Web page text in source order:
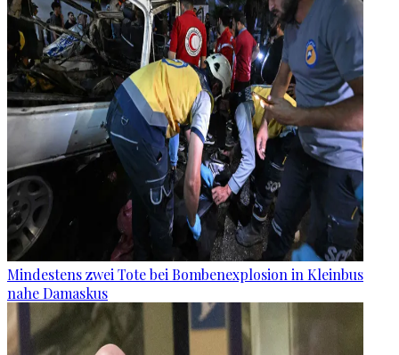
Mindestens zwei Tote bei Bombenexplosion in Kleinbus
nahe Damaskus